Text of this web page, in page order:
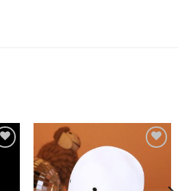
liste de
souhaits